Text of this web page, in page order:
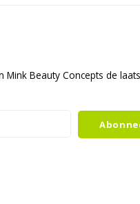
Mink Beauty Concepts de